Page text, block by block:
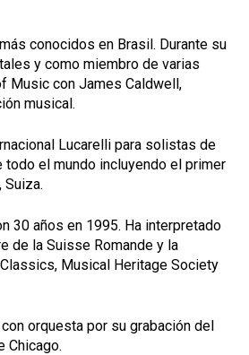
conocidos en Brasil. Durante su
y como miembro de varias
Music con James Caldwell,
musical.
Lucarelli para solistas de
todo el mundo incluyendo el primer
Suiza.
30 años en 1995. Ha interpretado
de la Suisse Romande y la
Musical Heritage Society
orquesta por su grabación del
Chicago.